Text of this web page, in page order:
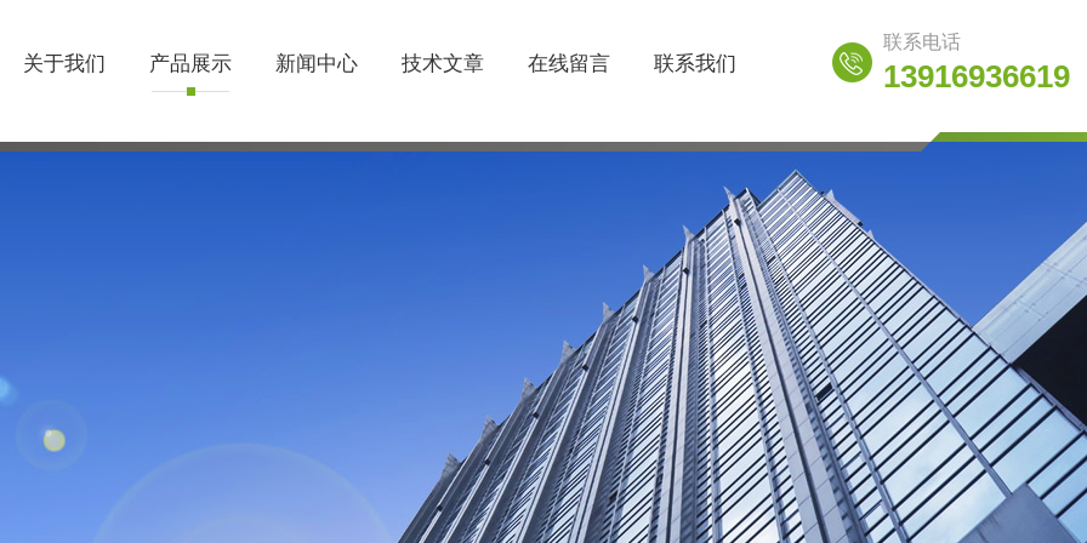
关于我们 产品展示 新闻中心 技术文章 在线留言 联系我们
联系电话
13916936619